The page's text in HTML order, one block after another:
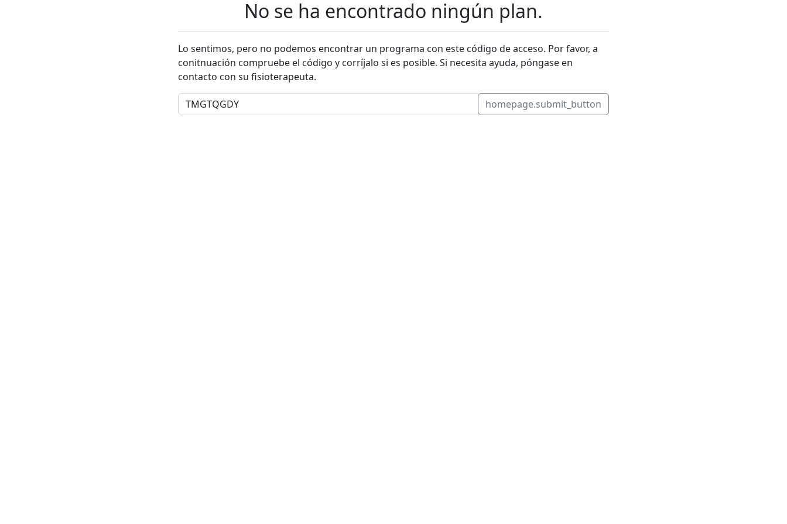
No se ha encontrado ningún plan.
Lo sentimos, pero no podemos encontrar un programa con este código de acceso. Por favor, a
conitnuación compruebe el código y corríjalo si es posible. Si necesita ayuda, póngase en
contacto con su fisioterapeuta.
homepage.submit_button